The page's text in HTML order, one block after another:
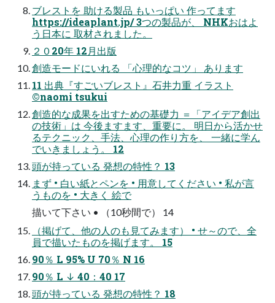
ブレストを 助ける製品 もいっぱい 作ってます
https://ideaplant.jp/ 3つの製品が、 NHKおはよ
う日本に 取材されました。
２０20年 12月出版
創造モードにいれる 「心理的なコツ」 あります
11 出典『すごいブレスト』石井力重 イラスト
©naomi tsukui
創造的な成果を出すための基礎力 ＝「アイデア創出
の技術」は 今後ますます、重要に。 明日から活かせ
るテクニック、手法、心理の作り方を、 一緒に学ん
でいきましょう。 12
頭が持っている 発想の特性？ 13
まず • 白い紙とペンを • 用意してください • 私が言
うものを • 大きく 絵で
描いて下さい • （10秒間で） 14
（掲げて、他の人のも見てみます） • せ～ので、全
員で描いたものを掲げます。 15
90％ L 95% U 70％ N 16
90％ L ↓ 40：40 17
頭が持っている 発想の特性？ 18